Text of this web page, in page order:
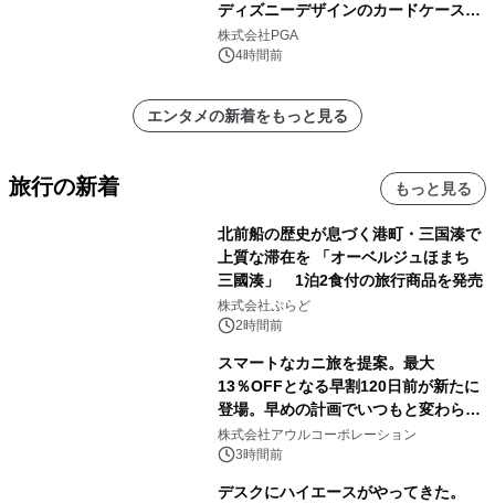
ディズニーデザインのカードケースを
株式会社PGAが8月7日発売
株式会社PGA
4時間前
エンタメの新着をもっと見る
旅行の新着 もっと見る
北前船の歴史が息づく港町・三国湊で
上質な滞在を 「オーベルジュほまち
三國湊」 1泊2食付の旅行商品を発売
株式会社ぷらど
2時間前
スマートなカニ旅を提案。最大
13％OFFとなる早割120日前が新たに
登場。早めの計画でいつもと変わらぬ
大人の冬旅を。ー夕日ヶ浦温泉「佳松
苑 別邸ふうか」ー
株式会社アウルコーポレーション
3時間前
デスクにハイエースがやってきた。